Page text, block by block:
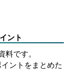
ント
料です。
ントをまとめた